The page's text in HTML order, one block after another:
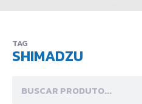
TAG
SHIMADZU